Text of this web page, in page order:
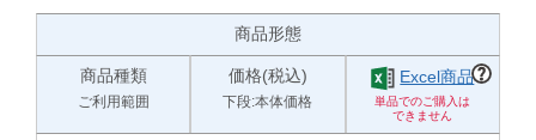
商品形態
商品種類
ご利用範囲
価格(税込)
下段:本体価格
Excel商品